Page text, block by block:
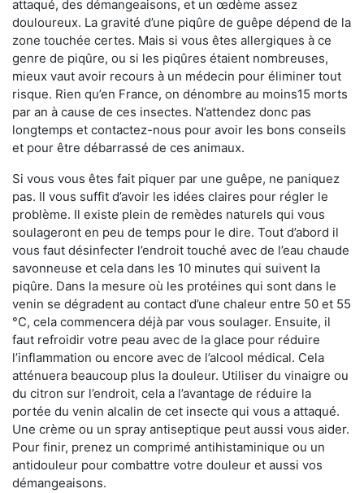
attaqué, des démangeaisons, et un œdème assez
douloureux. La gravité d’une piqûre de guêpe dépend de la
zone touchée certes. Mais si vous êtes allergiques à ce
genre de piqûre, ou si les piqûres étaient nombreuses,
mieux vaut avoir recours à un médecin pour éliminer tout
risque. Rien qu’en France, on dénombre au moins15 morts
par an à cause de ces insectes. N’attendez donc pas
longtemps et contactez-nous pour avoir les bons conseils
et pour être débarrassé de ces animaux.
Si vous vous êtes fait piquer par une guêpe, ne paniquez
pas. Il vous suffit d’avoir les idées claires pour régler le
problème. Il existe plein de remèdes naturels qui vous
soulageront en peu de temps pour le dire. Tout d’abord il
vous faut désinfecter l’endroit touché avec de l’eau chaude
savonneuse et cela dans les 10 minutes qui suivent la
piqûre. Dans la mesure où les protéines qui sont dans le
venin se dégradent au contact d’une chaleur entre 50 et 55
°C, cela commencera déjà par vous soulager. Ensuite, il
faut refroidir votre peau avec de la glace pour réduire
l’inflammation ou encore avec de l’alcool médical. Cela
atténuera beaucoup plus la douleur. Utiliser du vinaigre ou
du citron sur l’endroit, cela a l’avantage de réduire la
portée du venin alcalin de cet insecte qui vous a attaqué.
Une crème ou un spray antiseptique peut aussi vous aider.
Pour finir, prenez un comprimé antihistaminique ou un
antidouleur pour combattre votre douleur et aussi vos
démangeaisons.